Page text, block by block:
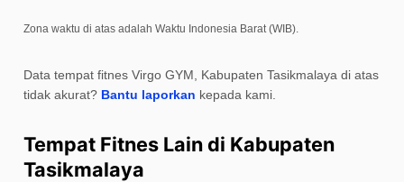
Zona waktu di atas adalah Waktu Indonesia Barat (WIB).
Data tempat fitnes Virgo GYM, Kabupaten Tasikmalaya di atas
tidak akurat? Bantu laporkan kepada kami.
Tempat Fitnes Lain di Kabupaten
Tasikmalaya